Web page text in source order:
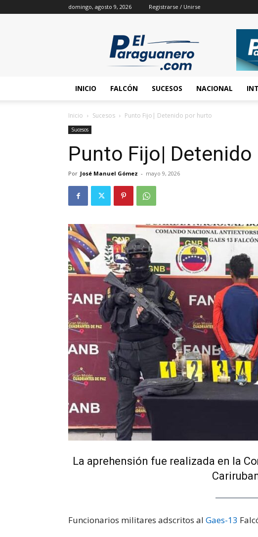
domingo, agosto 9, 2026 Registrarse / Unirse
INICIO FALCÓN SUCESOS NACIONAL
Inicio Sucesos Punto Fijo| Detenido por hurto
Sucesos
Punto Fijo|
Por José Manuel Gómez - mayo 9, 2026
La aprehensión fue realizada en la
Funcionarios militares adscritos al Gaes-13